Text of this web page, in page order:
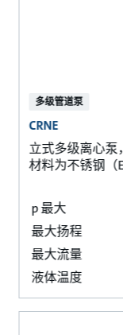
多级管道泵
CRNE
立式多级离心泵
材料为不锈钢（
p 最大
最大扬程
最大流量
液体温度